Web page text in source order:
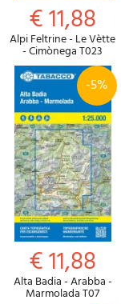
€ 11,88
Alpi Feltrine - Le Vètte
- Cimònega T023
-5%
€ 11,88
Alta Badia - Arabba -
Marmolada T07